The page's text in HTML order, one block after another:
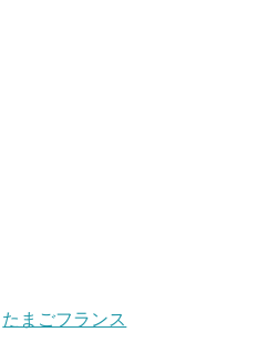
たまごフランス